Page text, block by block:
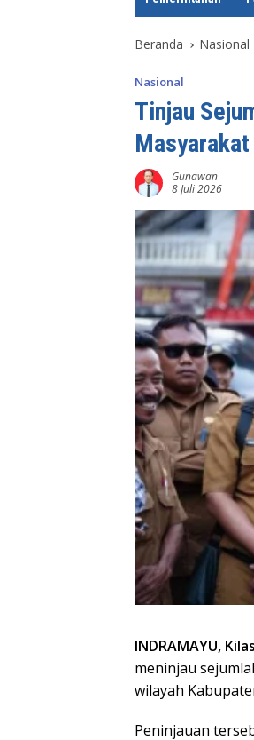
e
Beranda Nasional
Nasional
Tinjau
Gunawan
8 Juli 2026
INDRAMAYU,
meninjau
wilayah
Peninjauan